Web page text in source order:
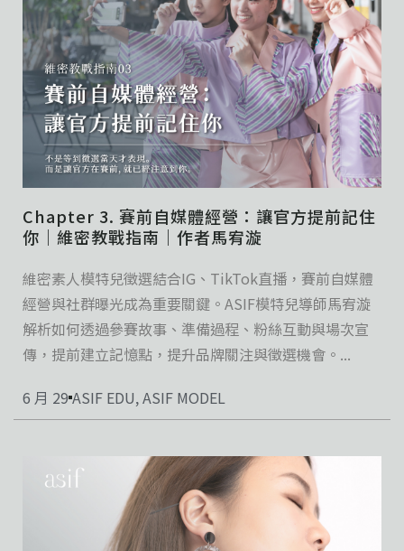
Chapter 3. 賽前自媒體經營：讓官方提前記住
你｜維密教戰指南｜作者馬宥漩
維密素人模特兒徵選結合IG、TikTok直播，賽前自媒體
經營與社群曝光成為重要關鍵。ASIF模特兒導師馬宥漩
解析如何透過參賽故事、準備過程、粉絲互動與場次宣
傳，提前建立記憶點，提升品牌關注與徵選機會。...
6 月 29 ASIF EDU,ASIF MODEL